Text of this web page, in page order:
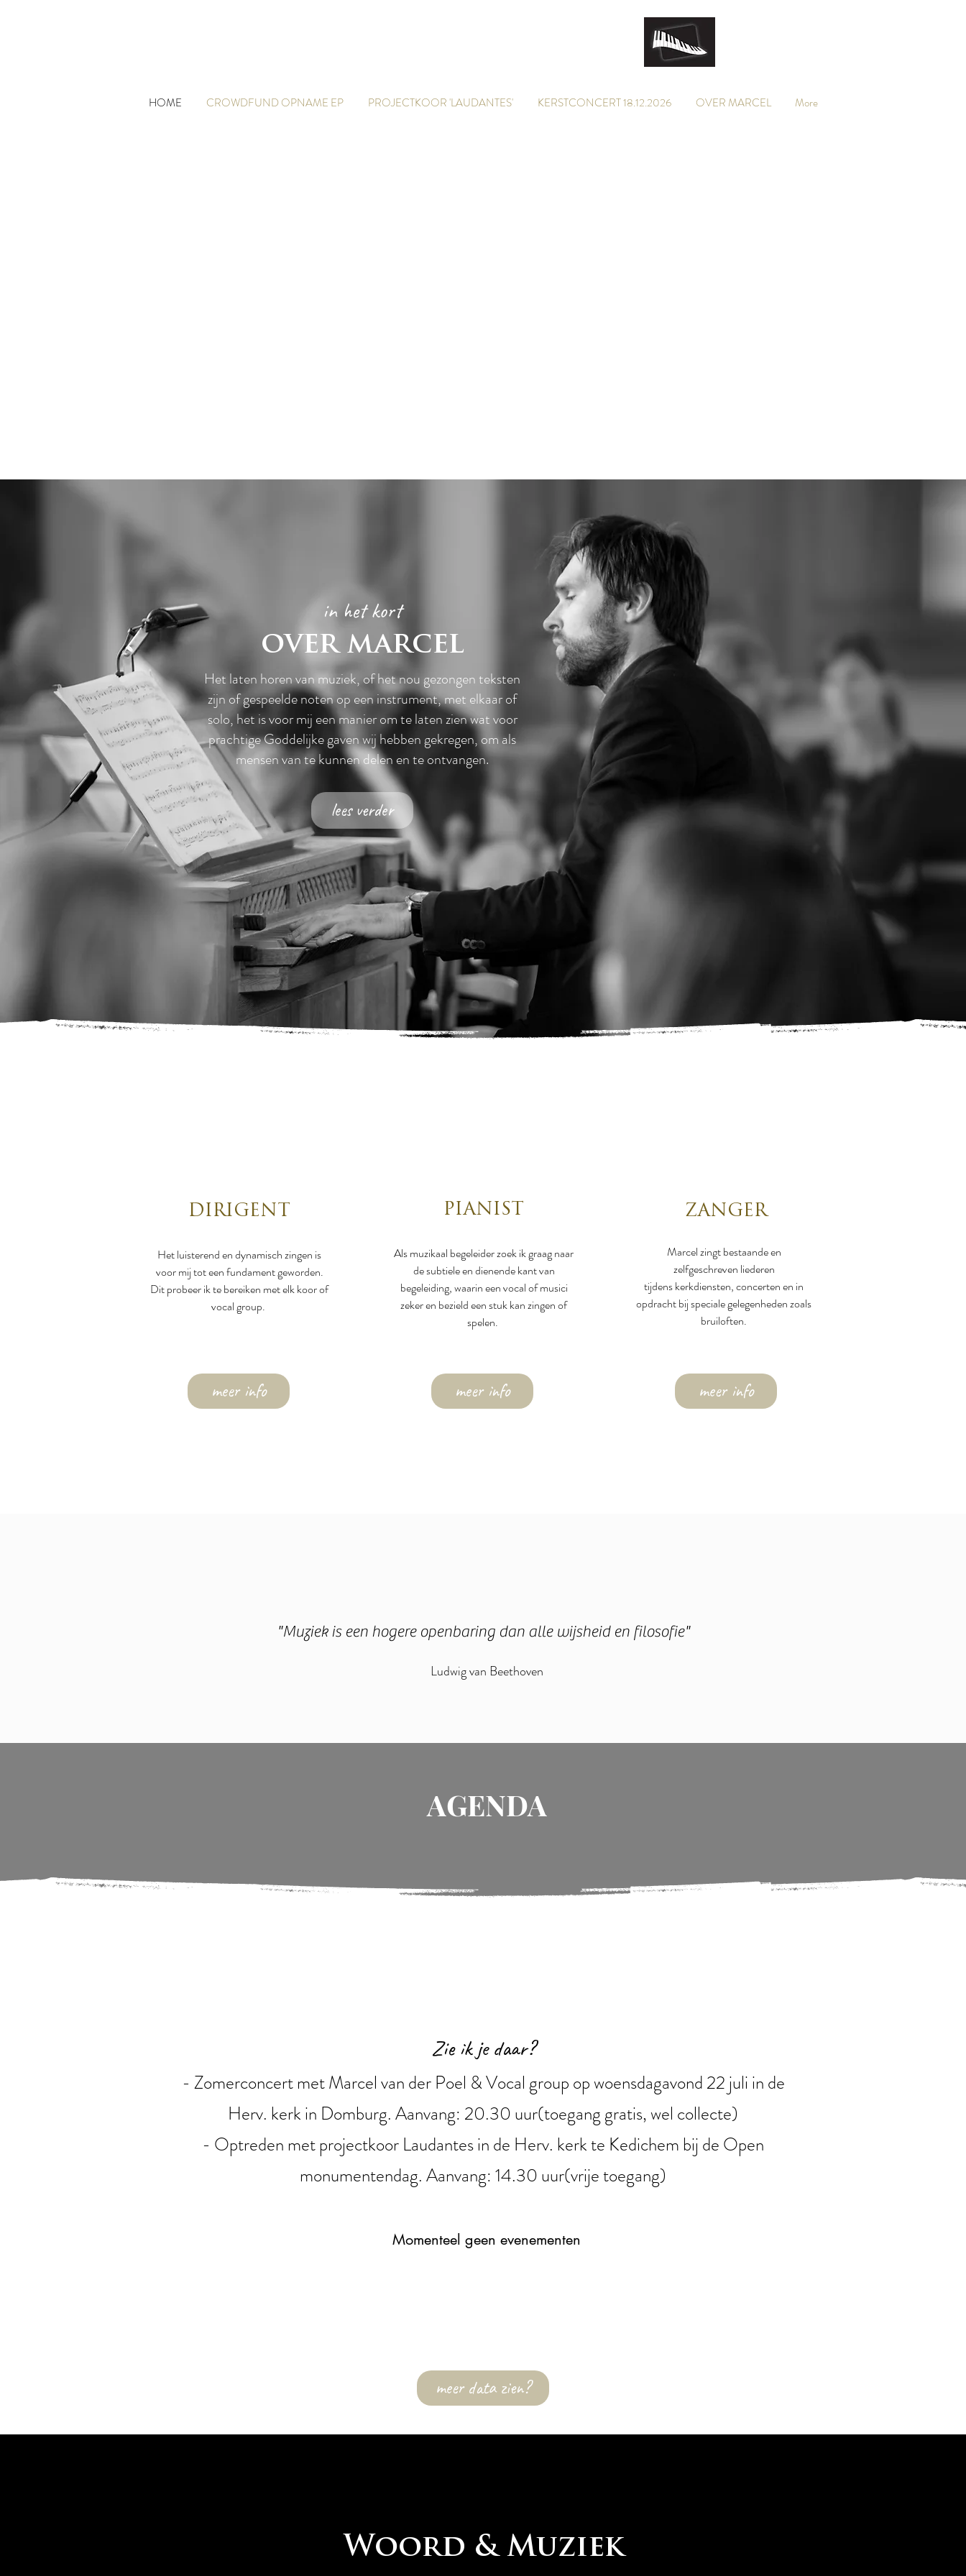
HOME CROWDFUND OPNAME EP PROJECTKOOR 'LAUDANTES' KERSTCONCERT 18.12.2026 OVER MARCEL More
in het kort
over marcel
Het laten horen van muziek, of het nou gezongen teksten
zijn of gespeelde noten op een instrument, met elkaar of
solo, het is voor mij een manier om te laten zien wat voor
prachtige Goddelijke gaven wij hebben gekregen, om als
mensen van te kunnen delen en te ontvangen.
lees verder
DIRIGENT
Het luisterend en dynamisch zingen is
voor mij tot een fundament geworden.
Dit probeer ik te bereiken met elk koor of
vocal group.
meer info
PIANIST
Als muzikaal begeleider zoek ik graag naar
de subtiele en dienende kant van
begeleiding, waarin een vocal of musici
zeker en bezield een stuk kan zingen of
spelen.
meer info
ZANGER
Marcel zingt bestaande en
zelfgeschreven liederen
tijdens kerkdiensten, concertenen in
opdracht bij speciale gelegenheden zoals
bruiloften.
meer info
"Muziek is een hogere openbaring dan alle wijsheid en filosofie"
Ludwig van Beethoven
AGENDA
Zie ik je daar?
- Zomerconcert met Marcel van der Poel & Vocal group op woensdagavond 22 juli in de
Herv. kerk in Domburg. Aanvang: 20.30 uur(toegang gratis, wel collecte)
- Optreden met projectkoor Laudantes in de Herv. kerk te Kedichem bij de Open
monumentendag. Aanvang: 14.30 uur(vrije toegang)
Momenteel geen evenementen
meer data zien?
Woord & Muziek